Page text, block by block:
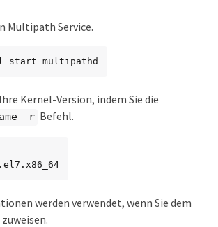
Multipath Service.
start multipathd
Kernel-Version, indem Sie die
-r Befehl.
werden verwendet, wenn Sie dem